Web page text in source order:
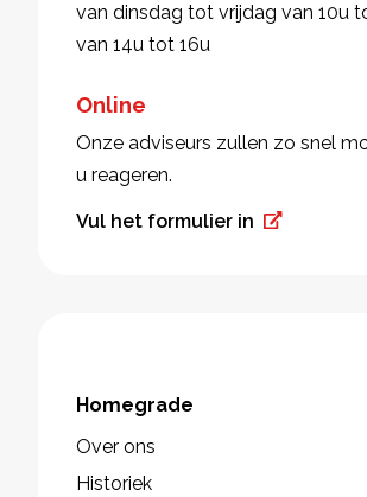
van dinsdag tot vrijdag van 10u
van 14u tot 16u
Online
Onze adviseurs zullen zo snel
u reageren.
Vul het formulier in
Homegrade
Over ons
Historiek